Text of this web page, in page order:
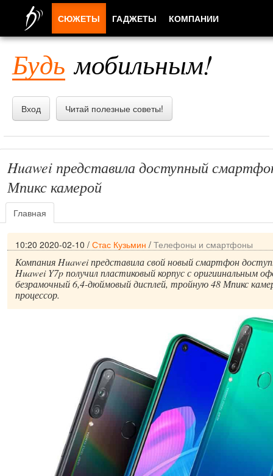
Будь мобильным!
Вход Читай полезные советы!
Huawei представила доступный
Мпикс камерой
Главная
10:20 2020-02-10 / Стас Кузьмин / Телефоны и смартфоны
Компания Huawei представила свой новый смартфон
Huawei Y7p получил пластиковый корпус с оригиинальным
безрамочный 6,4-дюймовый дисплей, тройную 48 Мпикс
процессор.
СЮЖЕТЫ ГАДЖЕТЫ КОМПАНИИ
ПРИЛОЖЕНИЯ